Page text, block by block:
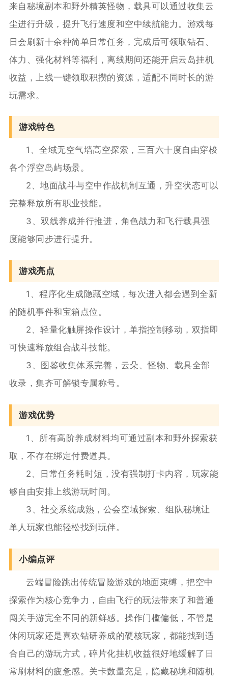
来自秘境副本和野外精英怪物，载具可以通过收集云
尘进行升级，提升飞行速度和空中续航能力。游戏每
日会刷新十余种简单日常任务，完成后可领取钻石、
体力、强化材料等福利，离线期间还能开启云岛挂机
收益，上线一键领取积攒的资源，适配不同时长的游
玩需求。
游戏特色
1、全域无空气墙高空探索，三百六十度自由穿梭
各个浮空岛屿场景。
2、地面战斗与空中作战机制互通，升空状态可以
完整释放所有职业技能。
3、双线养成并行推进，角色战力和飞行载具强
度能够同步进行提升。
游戏亮点
1、程序化生成隐藏空域，每次进入都会遇到全新
的随机事件和宝箱点位。
2、轻量化触屏操作设计，单指控制移动，双指即
可快速释放组合战斗技能。
3、图鉴收集体系完善，云朵、怪物、载具全部
收录，集齐可解锁专属称号。
游戏优势
1、所有高阶养成材料均可通过副本和野外探索获
取，不存在绑定付费道具。
2、日常任务耗时短，没有强制打卡内容，玩家能
够自由安排上线游玩时间。
3、社交系统成熟，公会空域探索、组队秘境让
单人玩家也能轻松找到玩伴。
小编点评
云端冒险跳出传统冒险游戏的地面束缚，把空中
探索作为核心竞争力，自由飞行的玩法带来了和普通
闯关手游完全不同的新鲜感。操作门槛偏低，不管是
休闲玩家还是喜欢钻研养成的硬核玩家，都能找到适
合自己的游玩方式，碎片化挂机收益很好地缓解了日
常刷材料的疲惫感。关卡数量充足，隐藏秘境和随机